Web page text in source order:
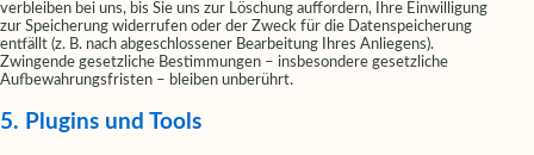
verbleiben bei uns, bis Sie uns zur Löschung auffordern, Ihre Einwilligung
zur Speicherung widerrufen oder der Zweck für die Datenspeicherung
entfällt (z. B. nach abgeschlossener Bearbeitung Ihres Anliegens).
Zwingende gesetzliche Bestimmungen – insbesondere gesetzliche
Aufbewahrungsfristen – bleiben unberührt.
5. Plugins und Tools